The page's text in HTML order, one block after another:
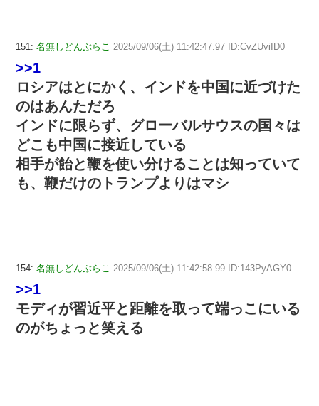
151: 名無しどんぶらこ 2025/09/06(土) 11:42:47.97 ID:CvZUviID0
>>1
ロシアはとにかく、インドを中国に近づけた
のはあんただろ
インドに限らず、グローバルサウスの国々は
どこも中国に接近している
相手が飴と鞭を使い分けることは知っていて
も、鞭だけのトランプよりはマシ
154: 名無しどんぶらこ 2025/09/06(土) 11:42:58.99 ID:143PyAGY0
>>1
モディが習近平と距離を取って端っこにいる
のがちょっと笑える